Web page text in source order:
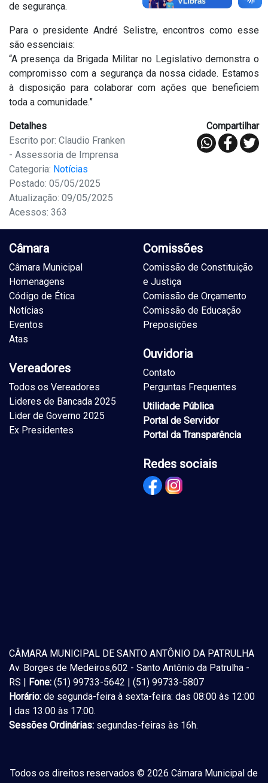
de segurança.
Para o presidente André Selistre, encontros como esse
são essenciais:
“A presença da Brigada Militar no Legislativo demonstra o
compromisso com a segurança da nossa cidade. Estamos
à disposição para colaborar com ações que beneficiem
toda a comunidade.”
Detalhes
Escrito por: Claudio Franken
- Assessoria de Imprensa
Categoria: Notícias
Postado: 05/05/2025
Atualização: 09/05/2025
Acessos: 363
Compartilhar
Câmara
Câmara Municipal
Homenagens
Código de Ética
Notícias
Eventos
Atas
Vereadores
Todos os Vereadores
Lideres de Bancada 2025
Lider de Governo 2025
Ex Presidentes
Comissões
Comissão de Constituição
e Justiça
Comissão de Orçamento
Comissão de Educação
Preposições
Ouvidoria
Contato
Perguntas Frequentes
Utilidade Pública
Portal de Servidor
Portal da Transparência
Redes sociais
CÂMARA MUNICIPAL DE SANTO ANTÔNIO DA PATRULHA
Av. Borges de Medeiros,602 - Santo Antônio da Patrulha -
RS |
Fone: (51) 99733-5642 | (51) 99733-5807
Horário: de segunda-feira à sexta-feira: das 08:00 às 12:00
| das 13:00 às 17:00.
Sessões Ordinárias: segundas-feiras às 16h.
Todos os direitos reservados © 2026 Câmara Municipal de